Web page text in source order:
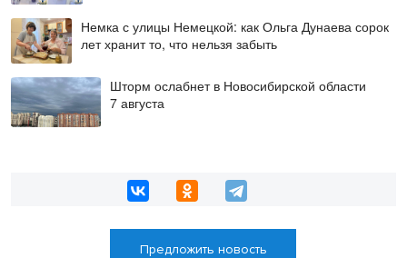
Немка с улицы Немецкой: как Ольга Дунаева сорок
лет хранит то, что нельзя забыть
Шторм ослабнет в Новосибирской области
7 августа
Предложить новость